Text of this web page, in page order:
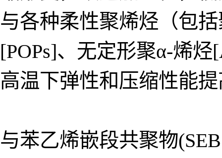
与各种柔性聚烯烃（包
[POPs]、无定形聚α-烯
高温下弹性和压缩性能
与苯乙烯嵌段共聚物